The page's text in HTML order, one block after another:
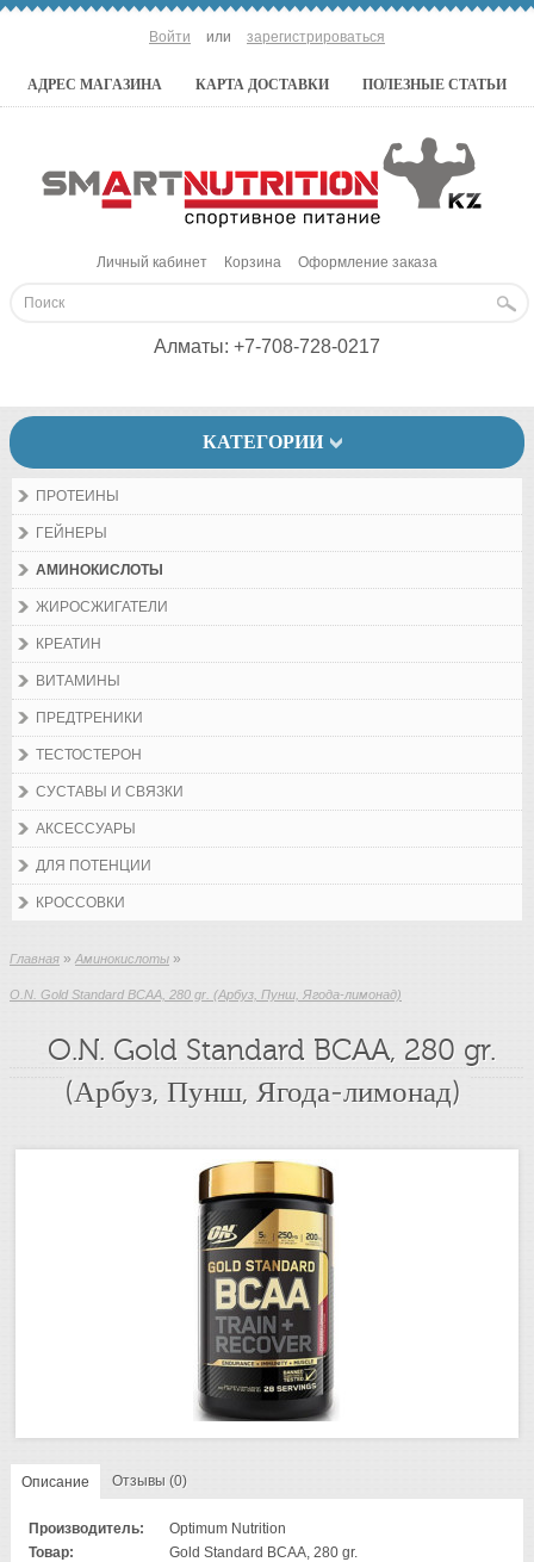
Войти или зарегистрироваться
АДРЕС МАГАЗИНА КАРТА ДОСТАВКИ ПОЛЕЗНЫЕ СТАТЬИ
Личный кабинет Корзина Оформление заказа
Алматы: +7-708-728-0217
КАТЕГОРИИ
ПРОТЕИНЫ
ГЕЙНЕРЫ
АМИНОКИСЛОТЫ
ЖИРОСЖИГАТЕЛИ
КРЕАТИН
ВИТАМИНЫ
ПРЕДТРЕНИКИ
ТЕСТОСТЕРОН
СУСТАВЫ И СВЯЗКИ
АКСЕССУАРЫ
ДЛЯ ПОТЕНЦИИ
КРОССОВКИ
Главная » Аминокислоты »
O.N. Gold Standard BCAA, 280 gr. (Арбуз, Пунш, Ягода-лимонад)
O.N. Gold Standard BCAA, 280 gr.
(Арбуз, Пунш, Ягода-лимонад)
Описание Отзывы (0)
Производитель:
Optimum Nutrition
Товар:
Gold Standard BCAA, 280 gr.